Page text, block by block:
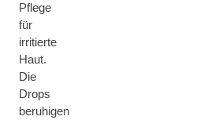
Pflege
für
irritierte
Haut.
Die
Drops
beruhigen